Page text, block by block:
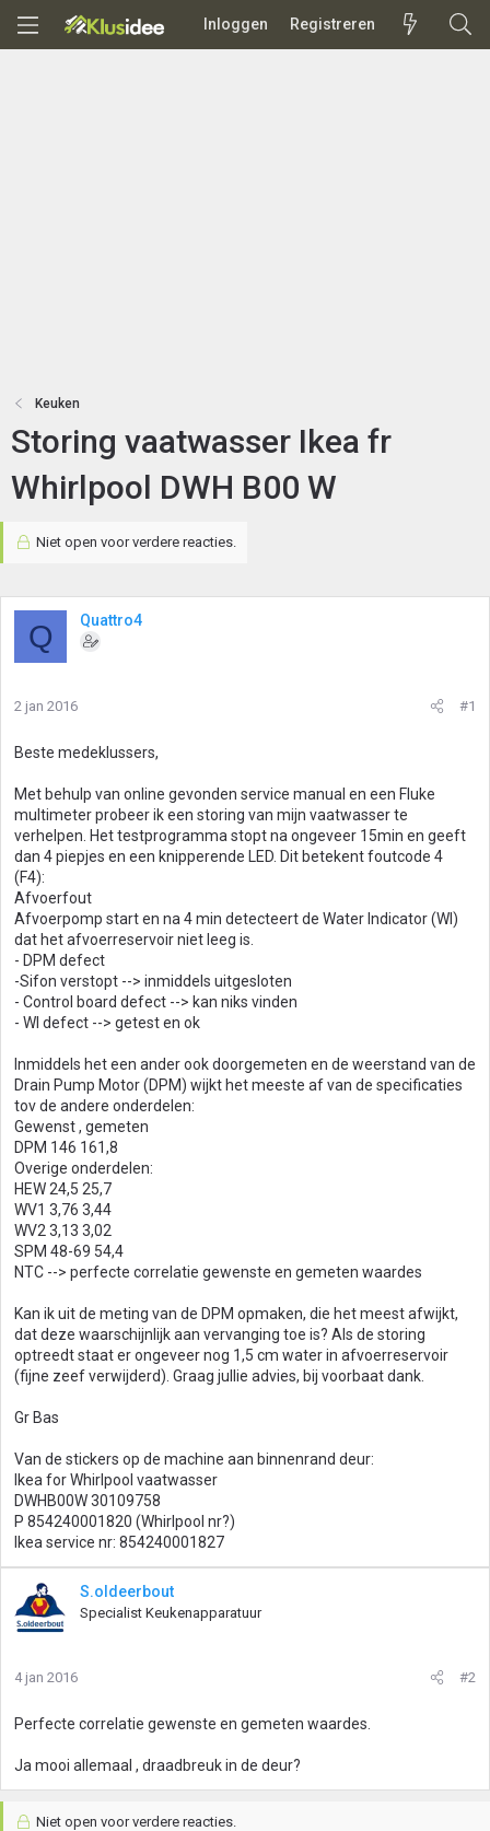
Inloggen Registreren
Keuken
Storing vaatwasser Ikea fr
Whirlpool DWH B00 W
Niet open voor verdere reacties.
Q Quattro4
2 jan 2016 #1
Beste medeklussers,
Met behulp van online gevonden service manual en een Fluke
multimeter probeer ik een storing van mijn vaatwasser te
verhelpen. Het testprogramma stopt na ongeveer 15min en geeft
dan 4 piepjes en een knipperende LED. Dit betekent foutcode 4
(F4):
Afvoerfout
Afvoerpomp start en na 4 min detecteert de Water Indicator (WI)
dat het afvoerreservoir niet leeg is.
- DPM defect
-Sifon verstopt --> inmiddels uitgesloten
- Control board defect --> kan niks vinden
- WI defect --> getest en ok
Inmiddels het een ander ook doorgemeten en de weerstand van de
Drain Pump Motor (DPM) wijkt het meeste af van de specificaties
tov de andere onderdelen:
Gewenst , gemeten
DPM 146 161,8
Overige onderdelen:
HEW 24,5 25,7
WV1 3,76 3,44
WV2 3,13 3,02
SPM 48-69 54,4
NTC --> perfecte correlatie gewenste en gemeten waardes
Kan ik uit de meting van de DPM opmaken, die het meest afwijkt,
dat deze waarschijnlijk aan vervanging toe is? Als de storing
optreedt staat er ongeveer nog 1,5 cm water in afvoerreservoir
(fijne zeef verwijderd). Graag jullie advies, bij voorbaat dank.
Gr Bas
Van de stickers op de machine aan binnenrand deur:
Ikea for Whirlpool vaatwasser
DWHB00W 30109758
P 854240001820 (Whirlpool nr?)
Ikea service nr: 854240001827
S.oldeerbout
Specialist Keukenapparatuur
4 jan 2016 #2
Perfecte correlatie gewenste en gemeten waardes.
Ja mooi allemaal , draadbreuk in de deur?
Niet open voor verdere reacties.